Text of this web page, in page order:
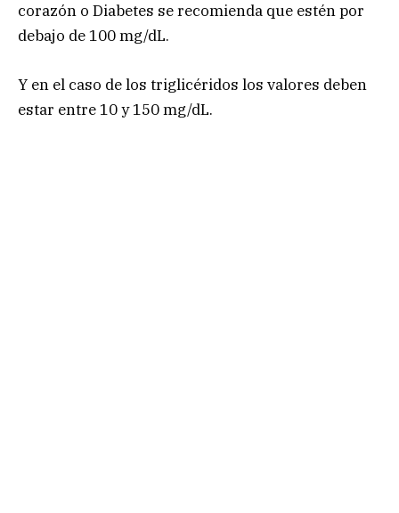
corazón o Diabetes se recomienda que estén por
debajo de 100 mg/dL.
Y en el caso de los triglicéridos los valores deben
estar entre 10 y 150 mg/dL.